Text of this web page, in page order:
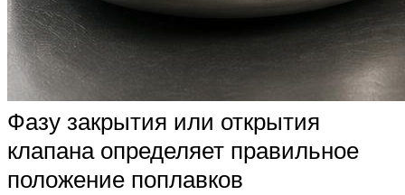
Фазу закрытия или открытия
клапана определяет правильное
положение поплавков